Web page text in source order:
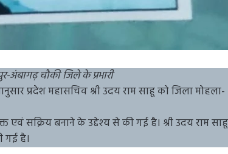
अंबागढ़ चौकी जिले के प्रभारी
प्रदेश महासचिव श्री उदय राम साहू को जिला मोहला-
सक्रिय बनाने के उद्देश्य से की गई है। श्री उदय राम साहू
गई है।